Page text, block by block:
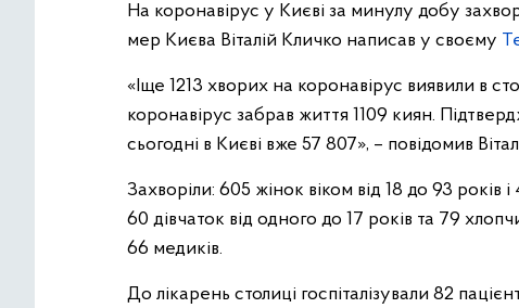
На коронавірус у Києві за минулу добу
мер Києва Віталій Кличко написав у своєму
«Іще 1213 хворих на коронавірус виявили в
коронавірус забрав життя 1109 киян.
сьогодні в Києві вже 57 807», – повідомив
Захворіли: 605 жінок віком від 18 до 93 років
60 дівчаток від одного до 17 років та 79
66 медиків.
До лікарень столиці госпіталізували 82